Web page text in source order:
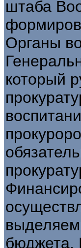
штаба
Органы
который
бюджета.